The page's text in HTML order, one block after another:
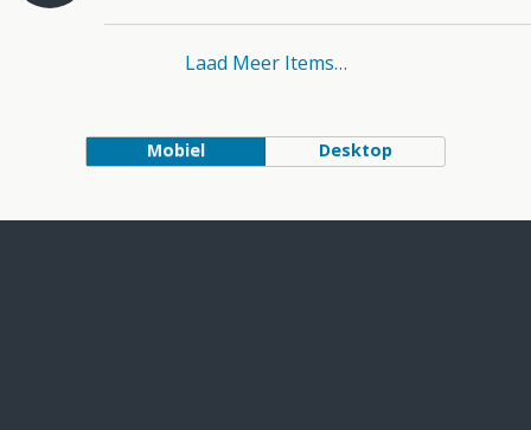
Laad Meer Items…
Mobiel Desktop